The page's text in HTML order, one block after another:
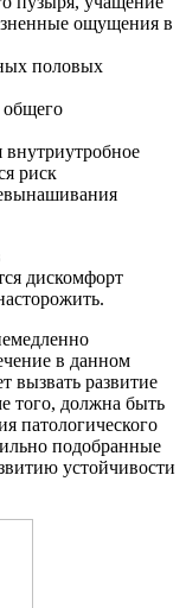
ощущения в
половых
общего
риск
дискомфорт
в данном
вызвать развитие
того, должна быть
патологического
подобранные
устойчивости